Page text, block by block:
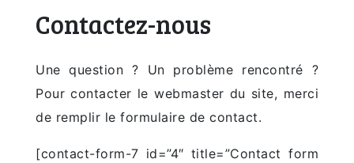
moulin.com
Contactez-nous
Une question ? Un problème rencontré ?
Pour contacter le webmaster du site, merci
de remplir le formulaire de contact.
[contact-form-7 id=”4″ title=”Contact form